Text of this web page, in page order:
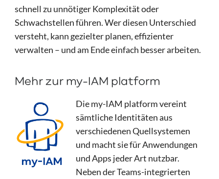
schnell zu unnötiger Komplexität oder
Schwachstellen führen. Wer diesen Unterschied
versteht, kann gezielter planen, effizienter
verwalten – und am Ende einfach besser arbeiten.
Mehr zur my-IAM platform
Die my-IAM platform vereint
sämtliche Identitäten aus
verschiedenen Quellsystemen
und macht sie für Anwendungen
und Apps jeder Art nutzbar.
Neben der Teams-integrierten